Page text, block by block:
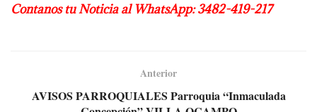
Contanos tu Noticia al WhatsApp: 3482-419-217
Anterior
AVISOS PARROQUIALES Parroquia “Inmaculada